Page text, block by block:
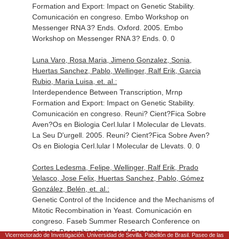
Formation and Export: Impact on Genetic Stability.
Comunicación en congreso. Embo Workshop on
Messenger RNA 3? Ends. Oxford. 2005. Embo
Workshop on Messenger RNA 3? Ends. 0. 0
Luna Varo, Rosa Maria, Jimeno Gonzalez, Sonia,
Huertas Sanchez, Pablo, Wellinger, Ralf Erik, Garcia
Rubio, Maria Luisa, et. al.:
Interdependence Between Transcription, Mrnp
Formation and Export: Impact on Genetic Stability.
Comunicación en congreso. Reuni? Cient?Fica Sobre
Aven?Os en Biologia Cerl.lular I Molecular de Llevats.
La Seu D'urgell. 2005. Reuni? Cient?Fica Sobre Aven?
Os en Biologia Cerl.lular I Molecular de Llevats. 0. 0
Cortes Ledesma, Felipe, Wellinger, Ralf Erik, Prado
Velasco, Jose Felix, Huertas Sanchez, Pablo, Gómez
González, Belén, et. al.:
Genetic Control of the Incidence and the Mechanisms of
Mitotic Recombination in Yeast. Comunicación en
congreso. Faseb Summer Research Conference on
Genetic Recombinationm and Genome
Vicerrectorado de Investigación. Universidad de Sevilla. Pabellón de Brasil. Paseo de las